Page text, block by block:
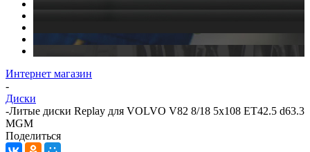
Интернет магазин
-
Диски
-Литые диски Replay для VOLVO V82 8/18 5x108 ET42.5 d63.3
MGM
Поделиться